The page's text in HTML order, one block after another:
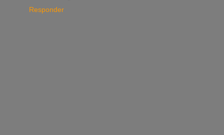
Responder